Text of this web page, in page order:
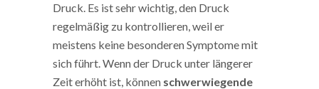
Druck. Es ist sehr wichtig, den Druck
regelmäßig zu kontrollieren, weil er
meistens keine besonderen Symptome mit
sich führt. Wenn der Druck unter längerer
Zeit erhöht ist, können schwerwiegende